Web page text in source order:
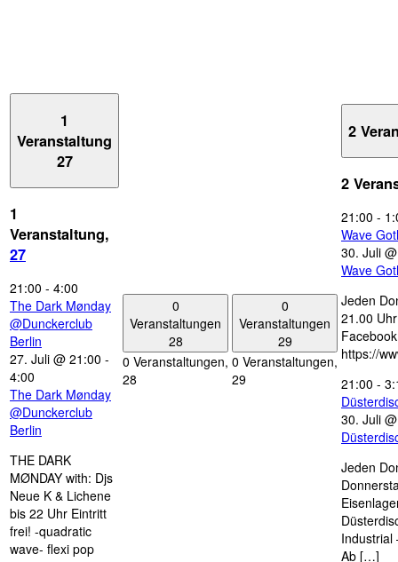
1
Veranstaltung
27
1
Veranstaltung,
27
21:00 - 4:00
The Dark Mønday
@Dunckerclub
Berlin
27. Juli @ 21:00 -
4:00
The Dark Mønday
@Dunckerclub
Berlin
THE DARK
MØNDAY with: Djs
Neue K & Lichene
bis 22 Uhr Eintritt
frei! -quadratic
wave- flexi pop
0
Veranstaltungen
28
0 Veranstaltungen,
28
0
Veranstaltungen
29
0 Veranstaltungen,
29
2
2
21:00 -
Wave
30. Juli
Wave
Jeden
21.00
https://
21:00 -
30. Juli
Jeden
Industrial
Ab […]